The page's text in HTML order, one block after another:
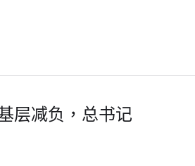
层减负，总书记